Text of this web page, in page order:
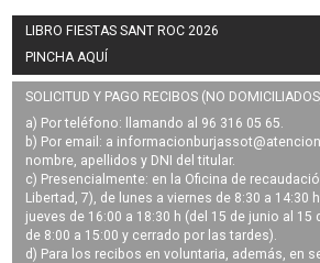
LIBRO FIESTAS SANT ROC 2026
PINCHA AQUÍ
SOLICITUD Y PAGO RECIBOS (NO
a) Por teléfono: llamando al 96 316 05 65.
b) Por email: a
nombre, apellidos y DNI del titular.
c) Presencialmente: en la Oficina de
Libertad, 7), de lunes a viernes de 8:30 a 14:30
jueves de 16:00 a 18:30 h (del 15 de junio al
de 8:00 a 15:00 y cerrado por las tardes).
d) Para los recibos en voluntaria, además, en